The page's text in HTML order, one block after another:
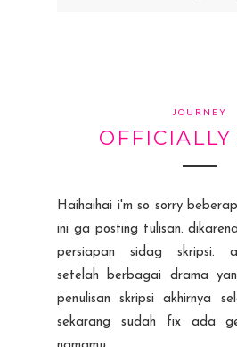
JOURNEY
OFFICIALLY
Haihaihai i'm so sorry
ini ga posting tulisan.
persiapan sidag skripsi.
setelah berbagai drama
penulisan skripsi akhirnya
sekarang sudah fix ada